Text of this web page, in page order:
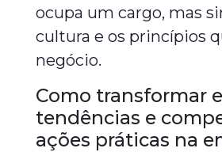
ocupa um cargo, mas
cultura e os princípios
negócio.
Como transformar
tendências e
ações práticas na